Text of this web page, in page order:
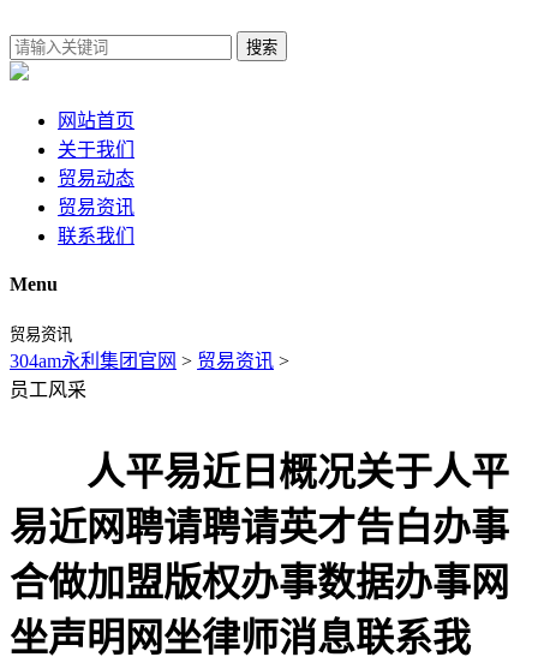
搜索
网站首页
关于我们
贸易动态
贸易资讯
联系我们
Menu
贸易资讯
304am永利集团官网 > 贸易资讯 >
员工风采
人平易近日概况关于人平
易近网聘请聘请英才告白办事
合做加盟版权办事数据办事网
坐声明网坐律师消息联系我